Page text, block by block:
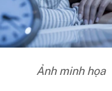
Ảnh minh họa